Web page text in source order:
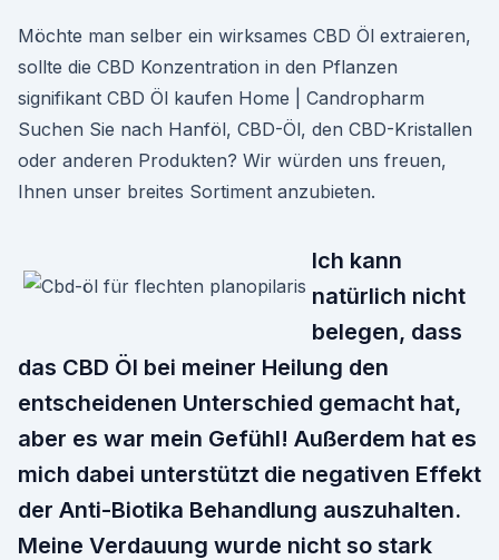
Möchte man selber ein wirksames CBD Öl extraieren,
sollte die CBD Konzentration in den Pflanzen
signifikant CBD Öl kaufen Home | Candropharm
Suchen Sie nach Hanföl, CBD-Öl, den CBD-Kristallen
oder anderen Produkten? Wir würden uns freuen,
Ihnen unser breites Sortiment anzubieten.
Ich kann
natürlich nicht
belegen, dass
das CBD Öl bei meiner Heilung den
entscheidenen Unterschied gemacht hat,
aber es war mein Gefühl! Außerdem hat es
mich dabei unterstützt die negativen Effekt
der Anti-Biotika Behandlung auszuhalten.
Meine Verdauung wurde nicht so stark